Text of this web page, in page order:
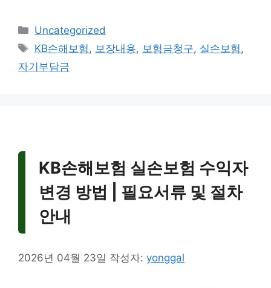
카
테
리
Uncategorized
태
그
KB손해보험, 보장내용, 보험금청구, 실손보험,
자기부담금
KB손해보험 실손보험 수익자
변경 방법 | 필요서류 및 절차
안내
2026년 04월 23일 작성자: yonggal